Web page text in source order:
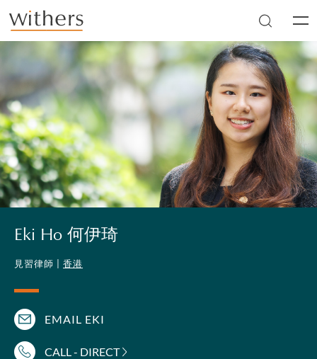
Skip to main content
Eki Ho 何伊琦
見習律師 | 香港
EMAIL EKI
CALL - DIRECT